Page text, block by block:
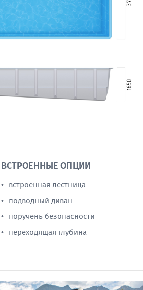
ВСТРОЕННЫЕ ОПЦИИ
• встроенная лестница
• подводный диван
• поручень безопасности
• переходящая глубина